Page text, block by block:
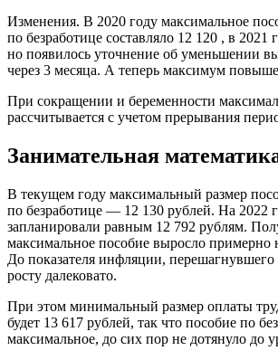
Изменения. В 2020 году максимальное
по безработице составляло 12 120 , в 2021
но появилось уточнение об уменьшении
через 3 месяца. А теперь максимум
При сокращении и беременности
рассчитывается с учетом прерывания
Занимательная
В текущем году максимальный размер
по безработице — 12 130 рублей. На 2022
запланировали равным 12 792 рублям.
максимальное пособие выросло примерно
До показателя инфляции, перешагнувшего
росту далековато.
При этом минимальный размер оплаты
будет 13 617 рублей, так что пособие по
максимальное, до сих пор не дотянуло до